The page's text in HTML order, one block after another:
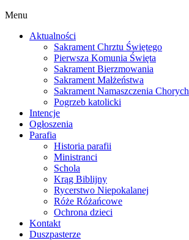
Menu
Aktualności
Sakrament Chrztu Świętego
Pierwsza Komunia Święta
Sakrament Bierzmowania
Sakrament Małżeństwa
Sakrament Namaszczenia Chorych
Pogrzeb katolicki
Intencje
Ogłoszenia
Parafia
Historia parafii
Ministranci
Schola
Krąg Biblijny
Rycerstwo Niepokalanej
Róże Różańcowe
Ochrona dzieci
Kontakt
Duszpasterze